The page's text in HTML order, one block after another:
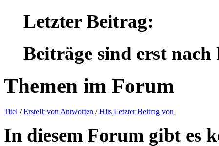
Letzter Beitrag:
Beiträge sind erst
Themen im Forum
Titel /Erstellt von Antworten /Hits Letzter Beitrag von
In diesem Forum gibt es